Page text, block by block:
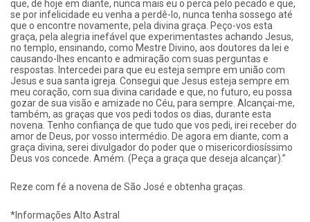
que, de hoje em diante, nunca mais eu o perca pelo pecado e que,
se por infelicidade eu venha a perdê-lo, nunca tenha sossego até
que o encontre novamente, pela divina graça. Peço-vos esta
graça, pela alegria inefável que experimentastes achando Jesus,
no templo, ensinando, como Mestre Divino, aos doutores da lei e
causando-lhes encanto e admiração com suas perguntas e
respostas. Intercedei para que eu esteja sempre em união com
Jesus e sua santa igreja. Consegui que Jesus esteja sempre em
meu coração, com sua divina caridade e que, no futuro, eu possa
gozar de sua visão e amizade no Céu, para sempre. Alcançai-me,
também, as graças que vos pedi todos os dias, durante esta
novena. Tenho confiança de que tudo que vos pedi, irei receber do
amor de Deus, por vosso intermédio. De agora em diante, com a
graça divina, serei divulgador do poder que o misericordiosíssimo
Deus vos concede. Amém. (Peça a graça que deseja alcançar).”
Reze com fé a novena de São José e obtenha graças.
*Informações Alto Astral